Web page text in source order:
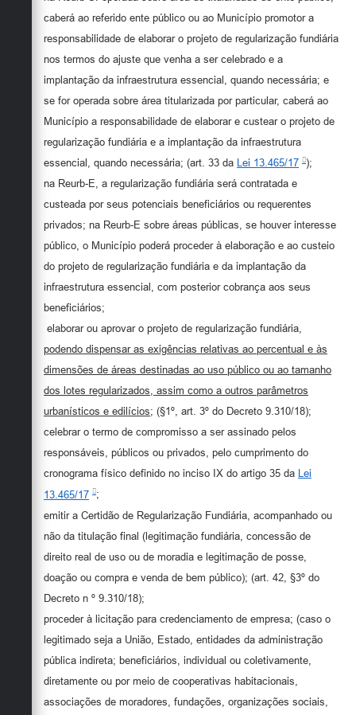
caberá ao referido ente público ou ao Município promotor a
responsabilidade de elaborar o projeto de regularização fundiária
nos termos do ajuste que venha a ser celebrado e a
implantação da infraestrutura essencial, quando necessária; e
se for operada sobre área titularizada por particular, caberá ao
Município a responsabilidade de elaborar e custear o projeto de
regularização fundiária e a implantação da infraestrutura
essencial, quando necessária; (art. 33 da Lei 13.465/17
);
na Reurb-E, a regularização fundiária será contratada e
custeada por seus potenciais beneficiários ou requerentes
privados; na Reurb-E sobre áreas públicas, se houver interesse
público, o Município poderá proceder à elaboração e ao custeio
do projeto de regularização fundiária e da implantação da
infraestrutura essencial, com posterior cobrança aos seus
beneficiários;
elaborar ou aprovar o projeto de regularização fundiária,
podendo dispensar as exigências relativas ao percentual e às
dimensões de áreas destinadas ao uso público ou ao tamanho
dos lotes regularizados, assim como a outros parâmetros
urbanísticos e edilícios; (§1º, art. 3º do Decreto 9.310/18);
celebrar o termo de compromisso a ser assinado pelos
responsáveis, públicos ou privados, pelo cumprimento do
cronograma físico definido no inciso IX do artigo 35 da Lei
13.465/17
;
emitir a Certidão de Regularização Fundiária, acompanhado ou
não da titulação final (legitimação fundiária, concessão de
direito real de uso ou de moradia e legitimação de posse,
doação ou compra e venda de bem público); (art. 42, §3º do
Decreto n º 9.310/18);
proceder à licitação para credenciamento de empresa; (caso o
legitimado seja a União, Estado, entidades da administração
pública indireta; beneficiários, individual ou coletivamente,
diretamente ou por meio de cooperativas habitacionais,
associações de moradores, fundações, organizações sociais,